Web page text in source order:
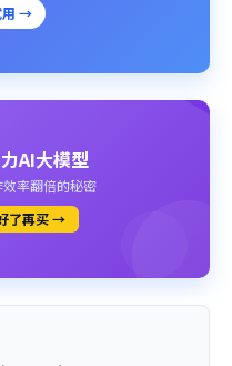
用 →
AI大模型
率翻倍的秘密
了再买 →